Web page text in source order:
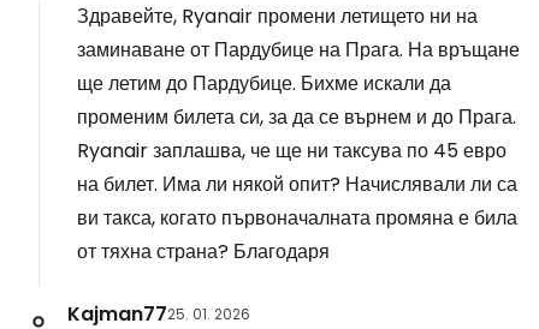
Здравейте, Ryanair промени летището ни на
заминаване от Пардубице на Прага. На връщане
ще летим до Пардубице. Бихме искали да
променим билета си, за да се върнем и до Прага.
Ryanair заплашва, че ще ни таксува по 45 евро
на билет. Има ли някой опит? Начислявали ли са
ви такса, когато първоначалната промяна е била
от тяхна страна? Благодаря
Kajman7725. 01. 2026